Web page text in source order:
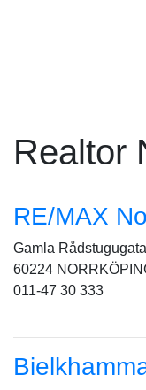
Realtor
RE/MAX
Gamla
60224
011-47 30 333